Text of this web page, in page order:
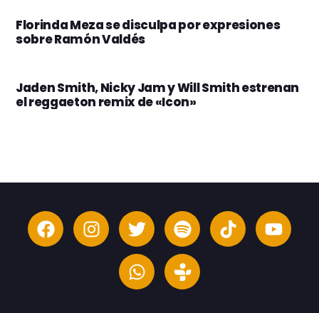
Florinda Meza se disculpa por expresiones
sobre Ramón Valdés
Jaden Smith, Nicky Jam y Will Smith estrenan
el reggaeton remix de «Icon»